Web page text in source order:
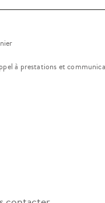
à prestations et